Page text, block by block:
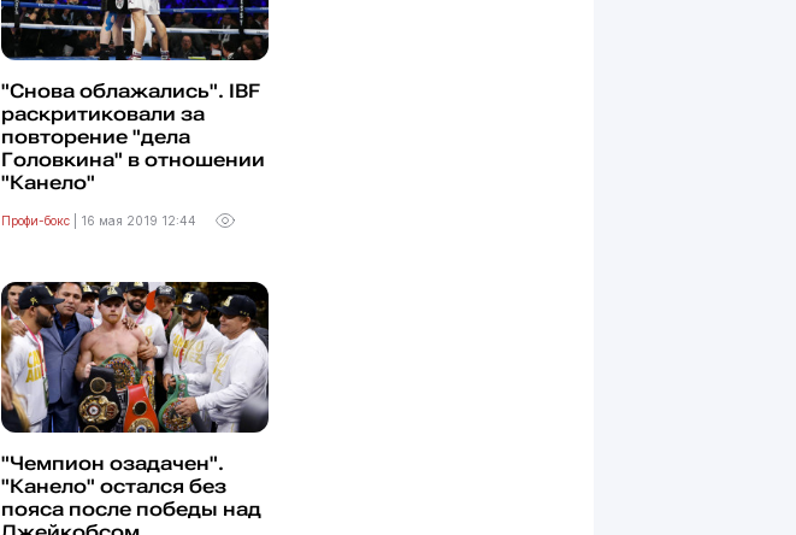
"Снова облажались". IBF
раскритиковали за
повторение "дела
Головкина" в отношении
"Канело"
Профи-бокс 16 мая 2019 12:44
"Чемпион озадачен".
"Канело" остался без
пояса после победы над